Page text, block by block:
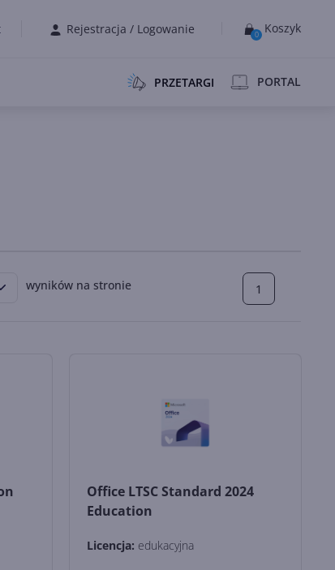
Rejestracja / Logowanie 0 Koszyk
PRZETARGI PORTAL
wyników na stronie 1
Office LTSC Standard 2024
Education
Licencja: edukacyjna